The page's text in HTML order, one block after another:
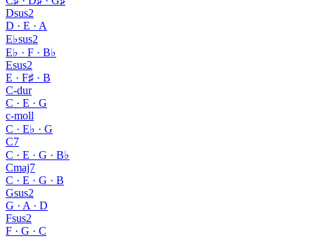
Dsus2
D · E · A
E♭sus2
E♭ · F · B♭
Esus2
E · F♯ · B
C-dur
C · E · G
c-moll
C · E♭ · G
C7
C · E · G · B♭
Cmaj7
C · E · G · B
Gsus2
G · A · D
Fsus2
F · G · C